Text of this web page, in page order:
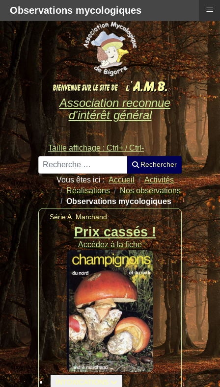
Association reconnue
d'intérêt général
Taille affichage : Ctrl+ / Ctrl-
Rechercher
Rechercher
Vous êtes ici :Accueil
Activités
Réalisations
Nos observations
Observations mycologiques
Série A. Marchand
Prix cassés !
Accédez à la fiche
INTOXICATIONS
Observations mycologiques ≡